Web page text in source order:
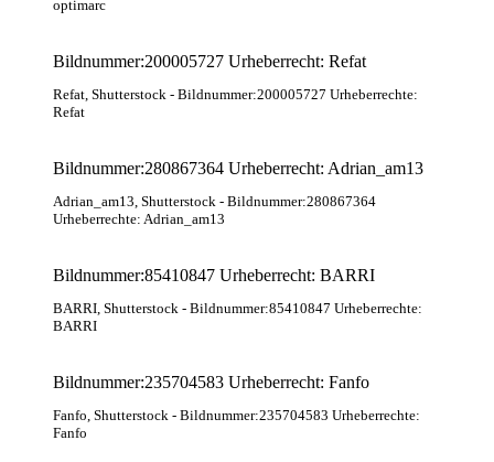
optimarc
Bildnummer:200005727 Urheberrecht: Refat
Refat, Shutterstock - Bildnummer:200005727 Urheberrechte:
Refat
Bildnummer:280867364 Urheberrecht: Adrian_am13
Adrian_am13, Shutterstock - Bildnummer:280867364
Urheberrechte: Adrian_am13
Bildnummer:85410847 Urheberrecht: BARRI
BARRI, Shutterstock - Bildnummer:85410847 Urheberrechte:
BARRI
Bildnummer:235704583 Urheberrecht: Fanfo
Fanfo, Shutterstock - Bildnummer:235704583 Urheberrechte:
Fanfo